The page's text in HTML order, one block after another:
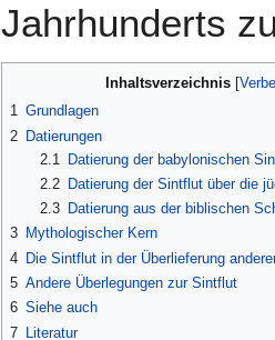
Jahrhunderts
Inhaltsverzeichnis
1 Grundlagen
2 Datierungen
2.1
Datierung der babylonischen
2.2
Datierung der Sintflut über die
2.3
Datierung aus der biblischen
3 Mythologischer Kern
4 Die Sintflut in der Überlieferung
5 Andere Überlegungen zur Sintflut
6 Siehe auch
7
Literatur